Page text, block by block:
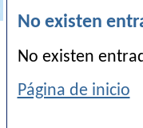
No existen
No existen
Página de inicio